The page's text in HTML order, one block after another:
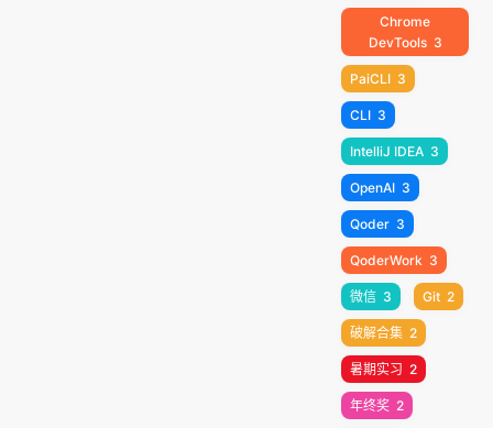
Chrome
DevTools 3
PaiCLI 3
CLI 3
IntelliJ IDEA 3
OpenAI 3
Qoder 3
QoderWork 3
微信 3 Git 2
破解合集 2
暑期实习 2
年终奖 2